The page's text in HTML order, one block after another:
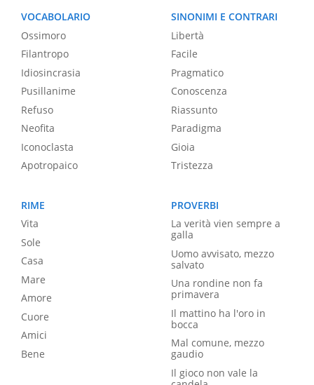
VOCABOLARIO
Ossimoro
Filantropo
Idiosincrasia
Pusillanime
Refuso
Neofita
Iconoclasta
Apotropaico
SINONIMI E CONTRARI
Libertà
Facile
Pragmatico
Conoscenza
Riassunto
Paradigma
Gioia
Tristezza
RIME
Vita
Sole
Casa
Mare
Amore
Cuore
Amici
Bene
PROVERBI
La verità vien sempre a
galla
Uomo avvisato, mezzo
salvato
Una rondine non fa
primavera
Il mattino ha l'oro in
bocca
Mal comune, mezzo
gaudio
Il gioco non vale la